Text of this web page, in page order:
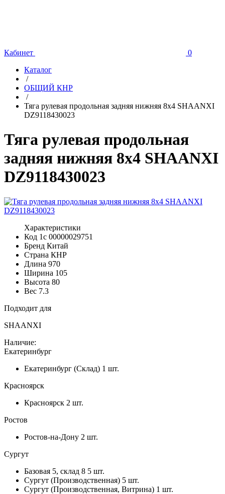
Кабинет
0
Каталог
/
ОБЩИЙ КНР
/
Тяга рулевая продольная задняя нижняя 8х4 SHAANXI
DZ9118430023
Тяга рулевая продольная
задняя нижняя 8х4 SHAANXI
DZ9118430023
Характеристики
Код 1с 00000029751
Бренд Китай
Страна КНР
Длина 970
Ширина 105
Высота 80
Вес 7.3
Подходит для
SHAANXI
Наличие:
Екатеринбург
Екатеринбург (Склад) 1 шт.
Красноярск
Красноярск 2 шт.
Ростов
Ростов-на-Дону 2 шт.
Сургут
Базовая 5, склад 8 5 шт.
Сургут (Производственная) 5 шт.
Сургут (Производственная, Витрина) 1 шт.